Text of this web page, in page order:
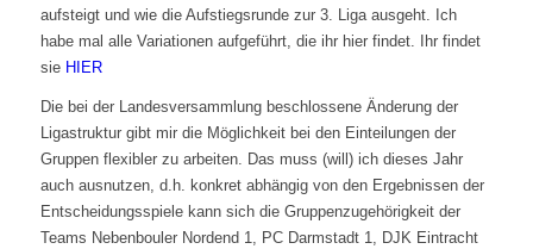
aufsteigt und wie die Aufstiegsrunde zur 3. Liga ausgeht. Ich
habe mal alle Variationen aufgeführt, die ihr hier findet. Ihr findet
sie HIER
Die bei der Landesversammlung beschlossene Änderung der
Ligastruktur gibt mir die Möglichkeit bei den Einteilungen der
Gruppen flexibler zu arbeiten. Das muss (will) ich dieses Jahr
auch ausnutzen, d.h. konkret abhängig von den Ergebnissen der
Entscheidungsspiele kann sich die Gruppenzugehörigkeit der
Teams Nebenbouler Nordend 1, PC Darmstadt 1, DJK Eintracht